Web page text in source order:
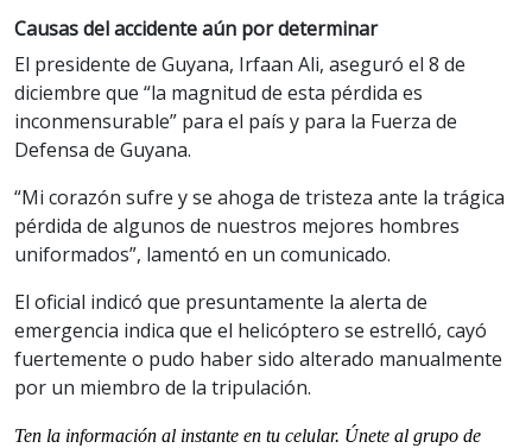
Causas del accidente aún por determinar
El presidente de Guyana, Irfaan Ali, aseguró el 8 de
diciembre que “la magnitud de esta pérdida es
inconmensurable” para el país y para la Fuerza de
Defensa de Guyana.
“Mi corazón sufre y se ahoga de tristeza ante la trágica
pérdida de algunos de nuestros mejores hombres
uniformados”, lamentó en un comunicado.
El oficial indicó que presuntamente la alerta de
emergencia indica que el helicóptero se estrelló, cayó
fuertemente o pudo haber sido alterado manualmente
por un miembro de la tripulación.
Ten la información al instante en tu celular. Únete al grupo de